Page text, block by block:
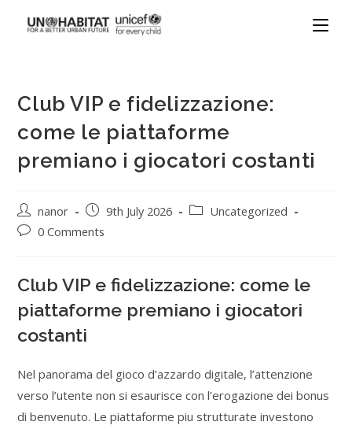
Club VIP e fidelizzazione:
come le piattaforme
premiano i giocatori costanti
nanor 9th July 2026
Uncategorized
0 Comments
Club VIP e fidelizzazione: come le
piattaforme premiano i giocatori
costanti
Nel panorama del gioco d’azzardo digitale, l’attenzione
verso l’utente non si esaurisce con l’erogazione dei bonus
di benvenuto. Le piattaforme piu strutturate investono